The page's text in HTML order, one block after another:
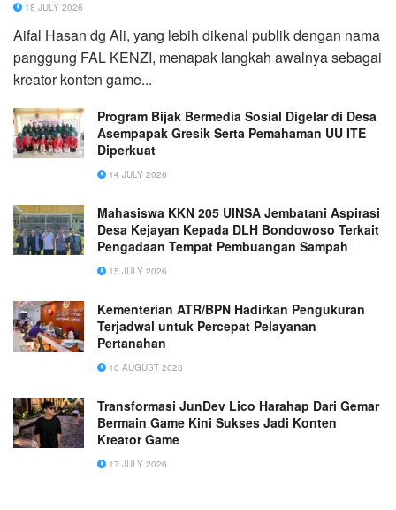
18 JULY 2026
Aifal Hasan dg Ali, yang lebih dikenal publik dengan nama
panggung FAL KENZI, menapak langkah awalnya sebagai
kreator konten game...
Program Bijak Bermedia Sosial Digelar di Desa
Asempapak Gresik Serta Pemahaman UU ITE
Diperkuat
14 JULY 2026
Mahasiswa KKN 205 UINSA Jembatani Aspirasi
Desa Kejayan Kepada DLH Bondowoso Terkait
Pengadaan Tempat Pembuangan Sampah
15 JULY 2026
Kementerian ATR/BPN Hadirkan Pengukuran
Terjadwal untuk Percepat Pelayanan
Pertanahan
10 AUGUST 2026
Transformasi JunDev Lico Harahap Dari Gemar
Bermain Game Kini Sukses Jadi Konten
Kreator Game
17 JULY 2026